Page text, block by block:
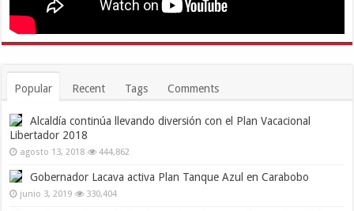
Popular Recent Tags Comments
Alcaldía continúa llevando diversión con el Plan Vacacional
Libertador 2018
agosto 13, 2018 444,862
Gobernador Lacava activa Plan Tanque Azul en Carabobo
junio 3, 2019 330,404